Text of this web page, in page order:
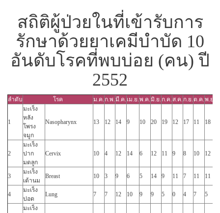
สถิติผู้ป่วยในที่เข้ารับการ
รักษาด้วยยาเคมีบำบัด 10
อันดับโรคที่พบบ่อย (คน) ปี
2552
ลำดับ โรค ม.ค. ก.พ.มี.ค. เม.ย.พ.ค.มิ.ย. ก.ค. ส.ค. ก.ย. ต.ค.พ.ย.
1
มะเร็ง
หลัง
โพรง
จมูก
Nasopharynx 13 12 14 9 10 20 19 12 17 11 18
2
มะเร็ง
ปาก
มดลูก
Cervix 10 4 12 14 6 12 11 9 8 10 12
3
มะเร็ง
เต้านม
Breast 10 3 9 6 5 14 9 11 7 11 11
4
มะเร็ง
ปอด
Lung 7 7 12 10 9 9 5 0 4 7 5
มะเร็ง